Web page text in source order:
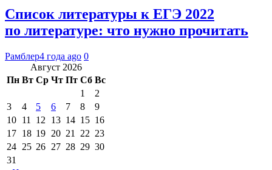
Список литературы к ЕГЭ 2022
по литературе: что нужно прочитать
Рамблер4 года ago 0
Август 2026
Пн Вт Ср Чт Пт Сб Вс
1
2
3
4 5 6 7 8
9
10 11 12 13 14 15 16
17 18 19 20 21 22 23
24 25 26 27 28 29 30
31